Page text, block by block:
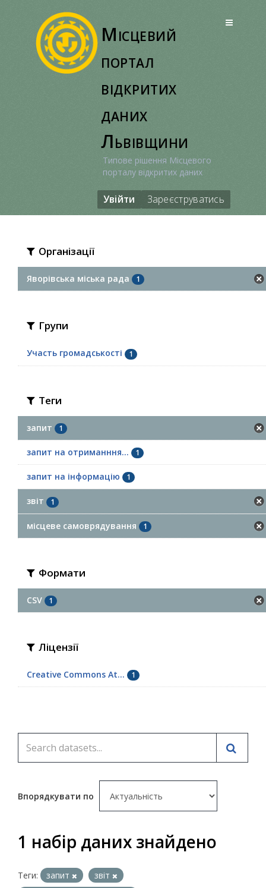
Місцевий
портал
відкритих
даних
Львівщини
Типове рішення Місцевого
порталу відкритих даних
Увійти Зареєструватись
Організації
Яворівська міська рада 1
Групи
Участь громадськості 1
Теги
запит 1
запит на отриманння... 1
запит на інформацію 1
звіт 1
місцеве самоврядування 1
Формати
CSV 1
Ліцензії
Creative Commons At... 1
Впорядкувати по
1 набір даних знайдено
Теги: запит
звіт